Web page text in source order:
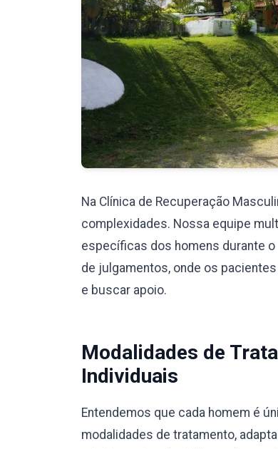
Na Clínica de Recuperação
complexidades. Nossa equipe
específicas dos homens durante
de julgamentos, onde os
e buscar apoio.
Modalidades de
Individuais
Entendemos que cada homem é
modalidades de tratamento,